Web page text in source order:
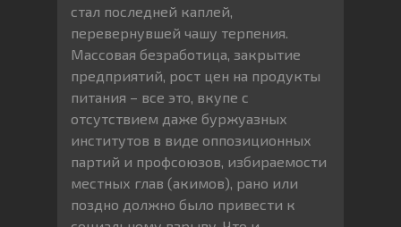
стал последней каплей,
перевернувшей чашу терпения.
Массовая безработица, закрытие
предприятий, рост цен на продукты
питания – все это, вкупе с
отсутствием даже буржуазных
институтов в виде оппозиционных
партий и профсоюзов, избираемости
местных глав (акимов), рано или
поздно должно было привести к